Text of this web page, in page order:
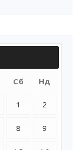
Сб Нд
1 2
8 9